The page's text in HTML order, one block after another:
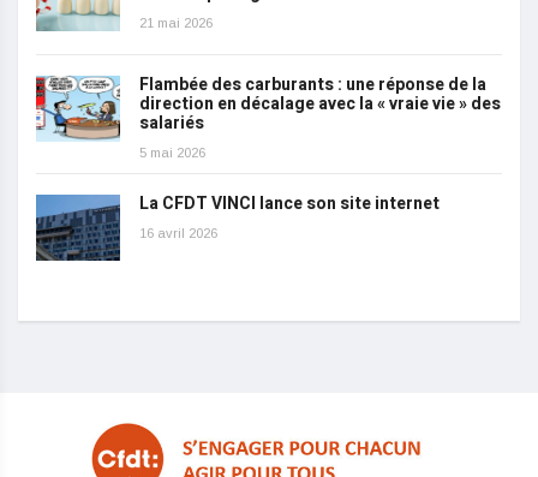
21 mai 2026
Flambée des carburants : une réponse de la
direction en décalage avec la « vraie vie » des
salariés
5 mai 2026
La CFDT VINCI lance son site internet
16 avril 2026